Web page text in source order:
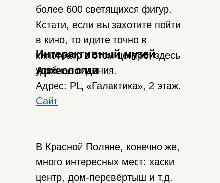
более 600 светящихся фигур.
Кстати, если вы захотите пойти
в кино, то идите точно в
кинотеатр в этом центре, здесь
удобнее сидения.
Адрес: РЦ «Галактика», 2 этаж.
Сайт
В Красной Поляне, конечно же,
много интересных мест: хаски
центр, дом-перевёртыш и т.д.
Интерактивный музей
Археологии